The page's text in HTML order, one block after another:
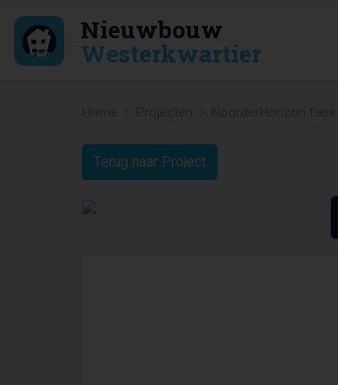
Nieuwbouw
Westerkwartier
Terug naar Project